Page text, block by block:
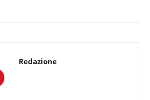
Redazione